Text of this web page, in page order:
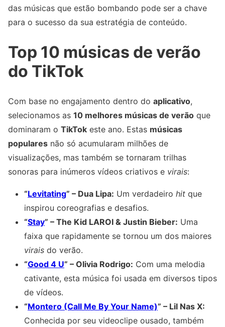
das músicas que estão bombando pode ser a chave
para o sucesso da sua estratégia de conteúdo.
Top 10 músicas de verão
do TikTok
Com base no engajamento dentro do aplicativo,
selecionamos as 10 melhores músicas de verão que
dominaram o TikTok este ano. Estas músicas
populares não só acumularam milhões de
visualizações, mas também se tornaram trilhas
sonoras para inúmeros vídeos criativos e virais:
“Levitating” – Dua Lipa: Um verdadeiro hit que
inspirou coreografias e desafios.
“Stay” – The Kid LAROI & Justin Bieber: Uma
faixa que rapidamente se tornou um dos maiores
virais do verão.
“Good 4 U” – Olivia Rodrigo: Com uma melodia
cativante, esta música foi usada em diversos tipos
de vídeos.
“Montero (Call Me By Your Name)” – Lil Nas X:
Conhecida por seu videoclipe ousado, também